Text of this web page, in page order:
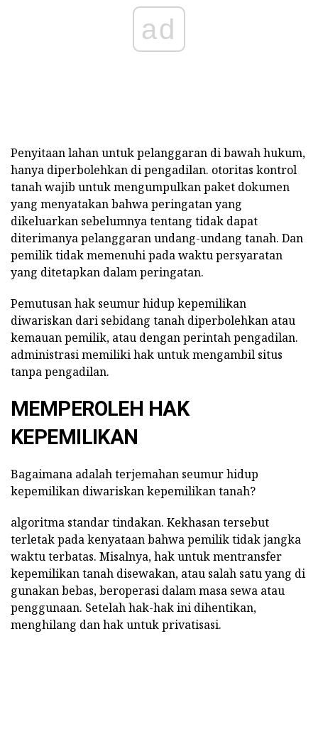
ad
Penyitaan lahan untuk pelanggaran di bawah hukum,
hanya diperbolehkan di pengadilan. otoritas kontrol
tanah wajib untuk mengumpulkan paket dokumen
yang menyatakan bahwa peringatan yang
dikeluarkan sebelumnya tentang tidak dapat
diterimanya pelanggaran undang-undang tanah. Dan
pemilik tidak memenuhi pada waktu persyaratan
yang ditetapkan dalam peringatan.
Pemutusan hak seumur hidup kepemilikan
diwariskan dari sebidang tanah diperbolehkan atau
kemauan pemilik, atau dengan perintah pengadilan.
administrasi memiliki hak untuk mengambil situs
tanpa pengadilan.
MEMPEROLEH HAK
KEPEMILIKAN
Bagaimana adalah terjemahan seumur hidup
kepemilikan diwariskan kepemilikan tanah?
algoritma standar tindakan. Kekhasan tersebut
terletak pada kenyataan bahwa pemilik tidak jangka
waktu terbatas. Misalnya, hak untuk mentransfer
kepemilikan tanah disewakan, atau salah satu yang di
gunakan bebas, beroperasi dalam masa sewa atau
penggunaan. Setelah hak-hak ini dihentikan,
menghilang dan hak untuk privatisasi.